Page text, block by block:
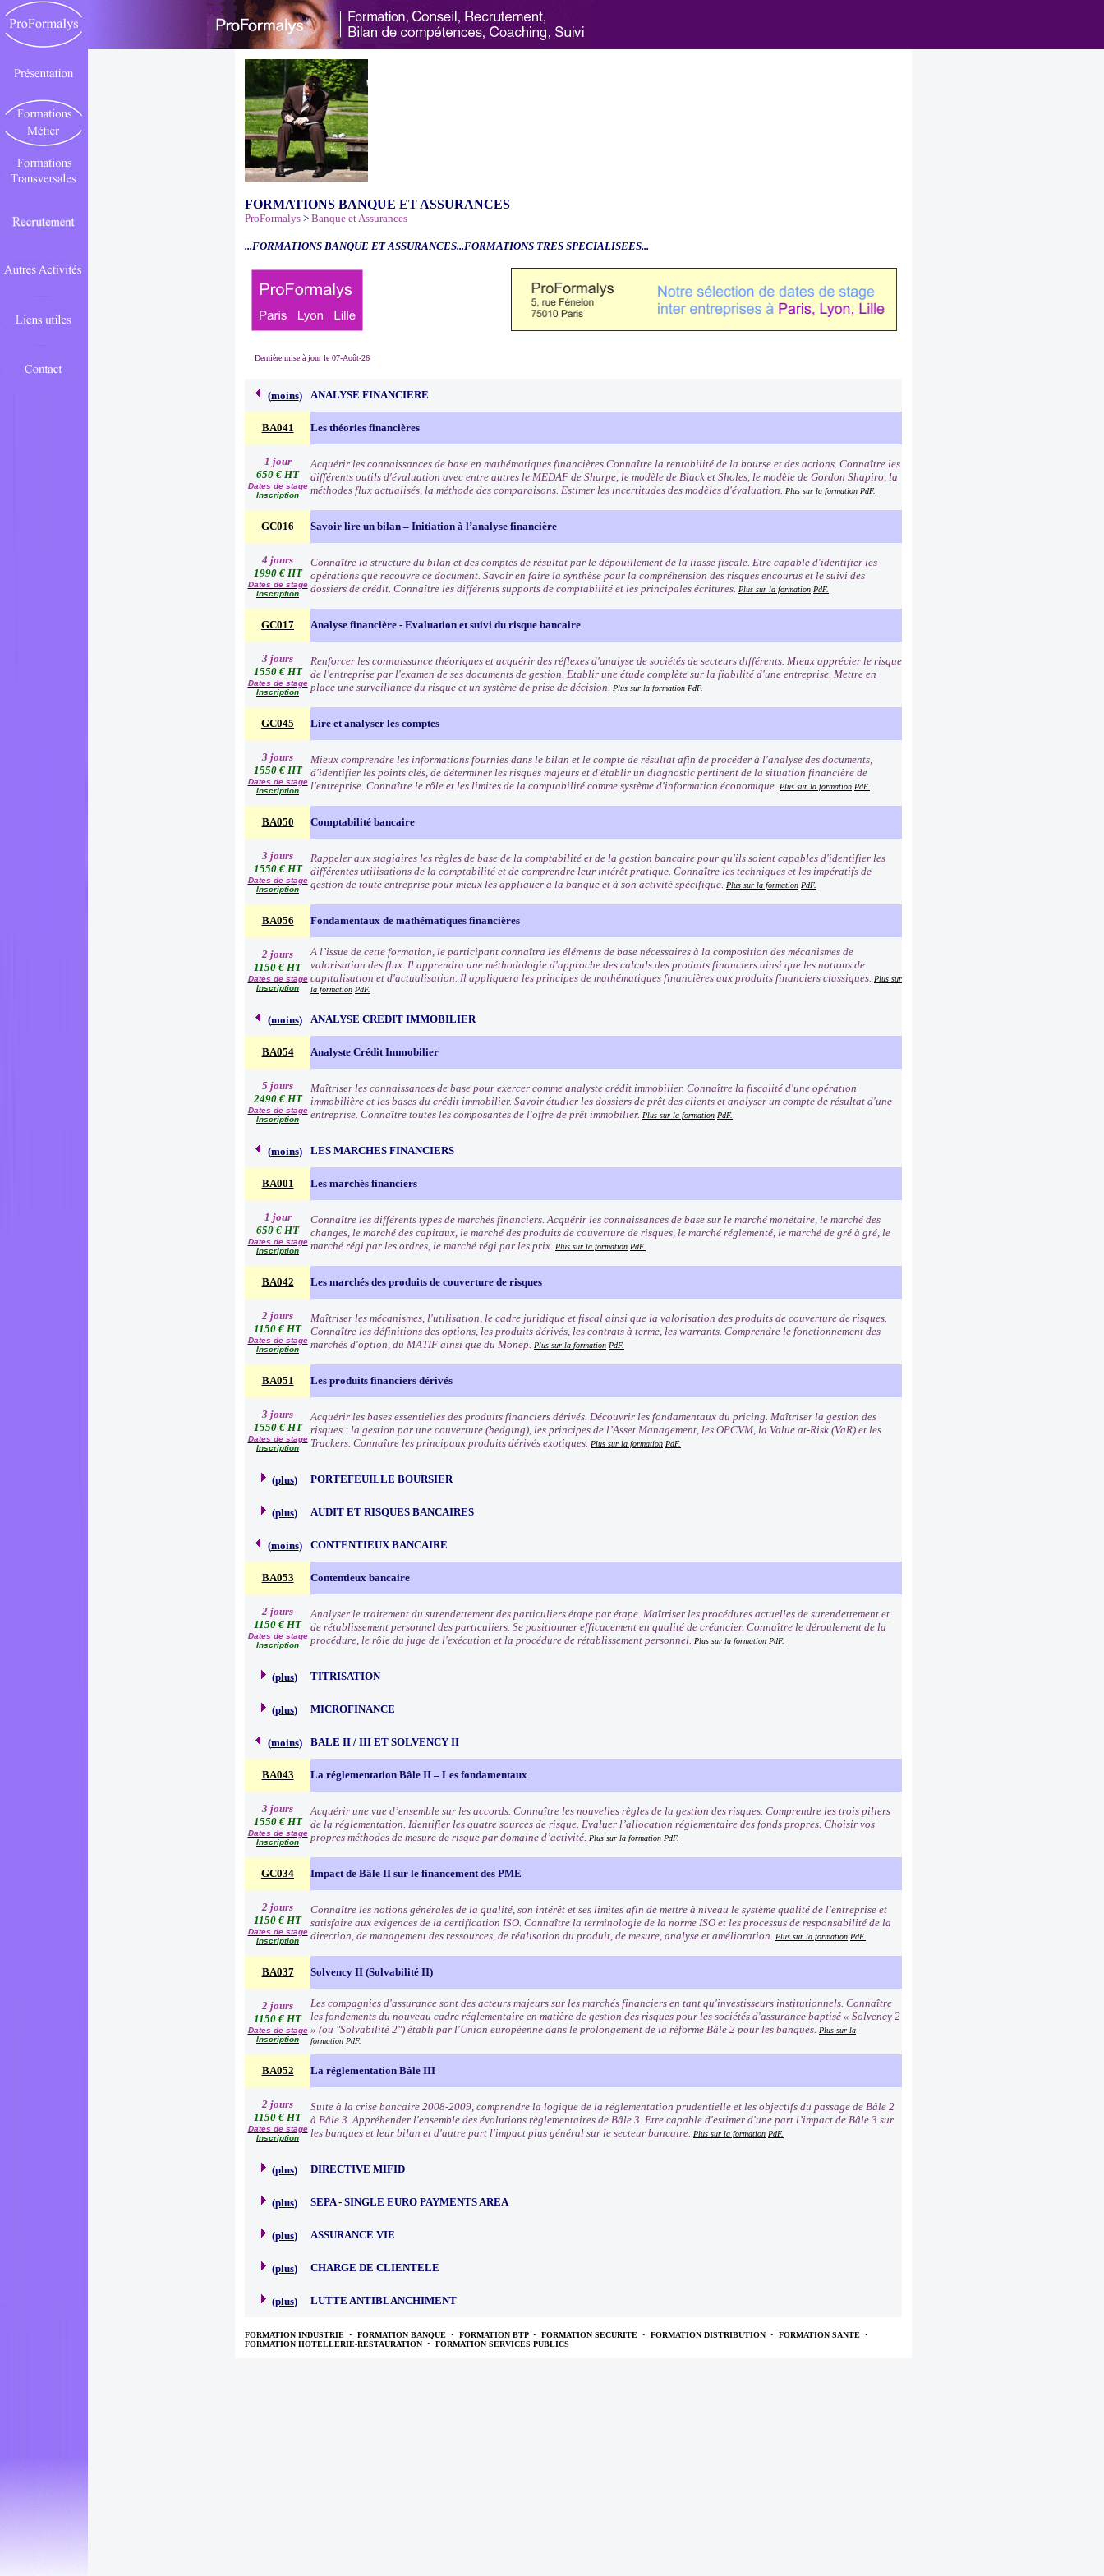
FORMATIONS BANQUE ET ASSURANCES
ProFormalys > Banque et Assurances
...FORMATIONS BANQUE ET ASSURANCES...FORMATIONS TRES SPECIALISEES...
Dernière mise à jour le 07-Août-26
(moins) ANALYSE FINANCIERE
BA041 Les théories financières
1 jour
650 € HT
Dates de stage
Inscription
Acquérir les connaissances de base en mathématiques financières.Connaître la rentabilité de la bourse et des actions. Connaître les
différents outils d'évaluation avec entre autres le MEDAF de Sharpe, le modèle de Black et Sholes, le modèle de Gordon Shapiro, la
méthodes flux actualisés, la méthode des comparaisons. Estimer les incertitudes des modèles d'évaluation. Plus sur la formation PdF.
GC016 Savoir lire un bilan – Initiation à l’analyse financière
4 jours
1990 € HT
Dates de stage
Inscription
Connaître la structure du bilan et des comptes de résultat par le dépouillement de la liasse fiscale. Etre capable d'identifier les
opérations que recouvre ce document. Savoir en faire la synthèse pour la compréhension des risques encourus et le suivi des
dossiers de crédit. Connaître les différents supports de comptabilité et les principales écritures. Plus sur la formation PdF.
GC017 Analyse financière - Evaluation et suivi du risque bancaire
3 jours
1550 € HT
Dates de stage
Inscription
Renforcer les connaissance théoriques et acquérir des réflexes d'analyse de sociétés de secteurs différents. Mieux apprécier le risque
de l'entreprise par l'examen de ses documents de gestion. Etablir une étude complète sur la fiabilité d'une entreprise. Mettre en
place une surveillance du risque et un système de prise de décision. Plus sur la formation PdF.
GC045 Lire et analyser les comptes
3 jours
1550 € HT
Dates de stage
Inscription
Mieux comprendre les informations fournies dans le bilan et le compte de résultat afin de procéder à l'analyse des documents,
d'identifier les points clés, de déterminer les risques majeurs et d'établir un diagnostic pertinent de la situation financière de
l'entreprise. Connaître le rôle et les limites de la comptabilité comme système d'information économique. Plus sur la formation PdF.
BA050 Comptabilité bancaire
3 jours
1550 € HT
Dates de stage
Inscription
Rappeler aux stagiaires les règles de base de la comptabilité et de la gestion bancaire pour qu'ils soient capables d'identifier les
différentes utilisations de la comptabilité et de comprendre leur intérêt pratique. Connaître les techniques et les impératifs de
gestion de toute entreprise pour mieux les appliquer à la banque et à son activité spécifique. Plus sur la formation PdF.
BA056 Fondamentaux de mathématiques financières
2 jours
1150 € HT
Dates de stage
Inscription
A l’issue de cette formation, le participant connaîtra les éléments de base nécessaires à la composition des mécanismes de
valorisation des flux. Il apprendra une méthodologie d'approche des calculs des produits financiers ainsi que les notions de
capitalisation et d'actualisation. Il appliquera les principes de mathématiques financières aux produits financiers classiques. Plus sur
la formation PdF.
(moins) ANALYSE CREDIT IMMOBILIER
BA054 Analyste Crédit Immobilier
5 jours
2490 € HT
Dates de stage
Inscription
Maîtriser les connaissances de base pour exercer comme analyste crédit immobilier. Connaître la fiscalité d'une opération
immobilière et les bases du crédit immobilier. Savoir étudier les dossiers de prêt des clients et analyser un compte de résultat d'une
entreprise. Connaître toutes les composantes de l'offre de prêt immobilier. Plus sur la formation PdF.
(moins) LES MARCHES FINANCIERS
BA001 Les marchés financiers
1 jour
650 € HT
Dates de stage
Inscription
Connaître les différents types de marchés financiers. Acquérir les connaissances de base sur le marché monétaire, le marché des
changes, le marché des capitaux, le marché des produits de couverture de risques, le marché réglementé, le marché de gré à gré, le
marché régi par les ordres, le marché régi par les prix. Plus sur la formation PdF.
BA042 Les marchés des produits de couverture de risques
2 jours
1150 € HT
Dates de stage
Inscription
Maîtriser les mécanismes, l'utilisation, le cadre juridique et fiscal ainsi que la valorisation des produits de couverture de risques.
Connaître les définitions des options, les produits dérivés, les contrats à terme, les warrants. Comprendre le fonctionnement des
marchés d'option, du MATIF ainsi que du Monep. Plus sur la formation PdF.
BA051 Les produits financiers dérivés
3 jours
1550 € HT
Dates de stage
Inscription
Acquérir les bases essentielles des produits financiers dérivés. Découvrir les fondamentaux du pricing. Maîtriser la gestion des
risques : la gestion par une couverture (hedging), les principes de l’Asset Management, les OPCVM, la Value at-Risk (VaR) et les
Trackers. Connaître les principaux produits dérivés exotiques. Plus sur la formation PdF.
(plus) PORTEFEUILLE BOURSIER
(plus) AUDIT ET RISQUES BANCAIRES
(moins) CONTENTIEUX BANCAIRE
BA053 Contentieux bancaire
2 jours
1150 € HT
Dates de stage
Inscription
Analyser le traitement du surendettement des particuliers étape par étape. Maîtriser les procédures actuelles de surendettement et
de rétablissement personnel des particuliers. Se positionner efficacement en qualité de créancier. Connaître le déroulement de la
procédure, le rôle du juge de l'exécution et la procédure de rétablissement personnel. Plus sur la formation PdF.
(plus) TITRISATION
(plus) MICROFINANCE
(moins) BALE II / III ET SOLVENCY II
BA043 La réglementation Bâle II – Les fondamentaux
3 jours
1550 € HT
Dates de stage
Inscription
Acquérir une vue d’ensemble sur les accords. Connaître les nouvelles règles de la gestion des risques. Comprendre les trois piliers
de la réglementation. Identifier les quatre sources de risque. Evaluer l’allocation réglementaire des fonds propres. Choisir vos
propres méthodes de mesure de risque par domaine d’activité. Plus sur la formation PdF.
GC034 Impact de Bâle II sur le financement des PME
2 jours
1150 € HT
Dates de stage
Inscription
Connaître les notions générales de la qualité, son intérêt et ses limites afin de mettre à niveau le système qualité de l'entreprise et
satisfaire aux exigences de la certification ISO. Connaître la terminologie de la norme ISO et les processus de responsabilité de la
direction, de management des ressources, de réalisation du produit, de mesure, analyse et amélioration. Plus sur la formation PdF.
BA037 Solvency II (Solvabilité II)
2 jours
1150 € HT
Dates de stage
Inscription
Les compagnies d'assurance sont des acteurs majeurs sur les marchés financiers en tant qu'investisseurs institutionnels. Connaître
les fondements du nouveau cadre réglementaire en matière de gestion des risques pour les sociétés d'assurance baptisé « Solvency 2
» (ou "Solvabilité 2") établi par l'Union européenne dans le prolongement de la réforme Bâle 2 pour les banques. Plus sur la
formation PdF.
BA052 La réglementation Bâle III
2 jours
1150 € HT
Dates de stage
Inscription
Suite à la crise bancaire 2008-2009, comprendre la logique de la réglementation prudentielle et les objectifs du passage de Bâle 2
à Bâle 3. Appréhender l'ensemble des évolutions règlementaires de Bâle 3. Etre capable d'estimer d'une part l’impact de Bâle 3 sur
les banques et leur bilan et d'autre part l'impact plus général sur le secteur bancaire. Plus sur la formation PdF.
(plus) DIRECTIVE MIFID
(plus) SEPA - SINGLE EURO PAYMENTS AREA
(plus) ASSURANCE VIE
(plus) CHARGE DE CLIENTELE
(plus) LUTTE ANTIBLANCHIMENT
FORMATION INDUSTRIE • FORMATION BANQUE • FORMATION BTP • FORMATION SECURITE • FORMATION DISTRIBUTION • FORMATION SANTE •
FORMATION HOTELLERIE-RESTAURATION • FORMATION SERVICES PUBLICS